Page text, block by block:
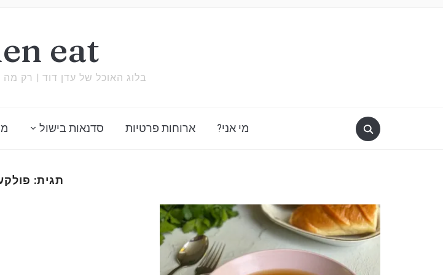
eat
בלוג האוכל של עדן דוד | רק מה
מי אני? ארוחות פרטיות סדנאות בישול
תגית: